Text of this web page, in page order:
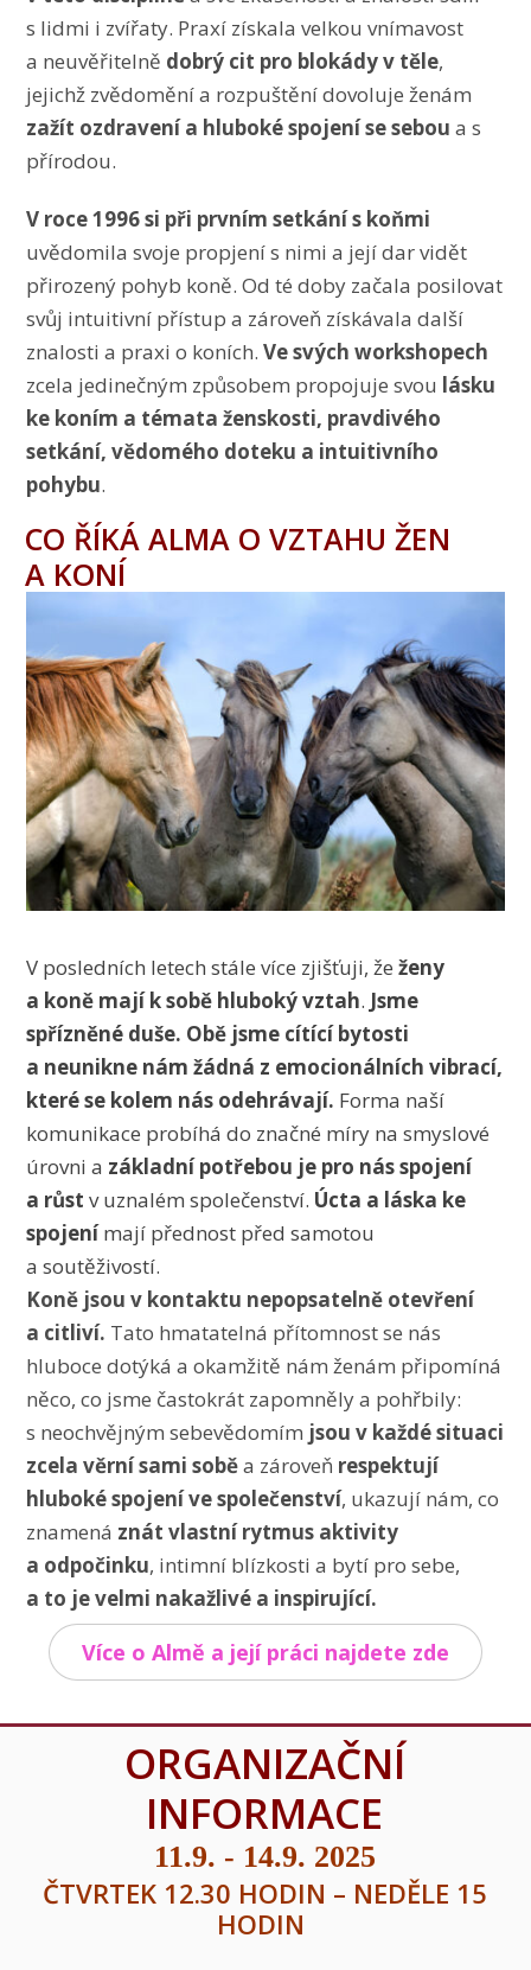
s lidmi i zvířaty. Praxí získala velkou vnímavost
a neuvěřitelně dobrý cit pro blokády v těle,
jejichž zvědomění a rozpuštění dovoluje ženám
zažít ozdravení a hluboké spojení se sebou a s
přírodou.
V roce 1996 si při prvním setkání s koňmi
uvědomila svoje propjení s nimi a její dar vidět
přirozený pohyb koně. Od té doby začala posilovat
svůj intuitivní přístup a zároveň získávala další
znalosti a praxi o koních.Ve svých workshopech
zcela jedinečným způsobem propojuje svou lásku
ke koním a témata ženskosti, pravdivého
setkání, vědomého doteku a intuitivního
pohybu.
CO ŘÍKÁ ALMA O VZTAHU ŽEN
A KONÍ
V posledních letech stále více zjišťuji, žeženy
a koně mají k sobě hluboký vztah. Jsme
spřízněné duše. Obě jsme cítící bytosti
a neunikne nám žádná z emocionálních vibrací,
které se kolem nás odehrávají. Forma naší
komunikace probíhá do značné míry na smyslové
úrovni a základní potřebou je pro nás spojení
a růst v uznalém společenství. Úcta a láska ke
spojenímají přednost před samotou
a soutěživostí.
Koně jsou v kontaktu nepopsatelně otevření
a citliví. Tato hmatatelná přítomnost se nás
hluboce dotýká a okamžitě nám ženám připomíná
něco, co jsme častokrát zapomněly a pohřbily:
s neochvějným sebevědomím jsou v každé situaci
zcela věrní sami soběa zároveň respektují
hluboké spojení ve společenství, ukazují nám, co
znamená znát vlastní rytmus aktivity
a odpočinku, intimní blízkosti a bytí pro sebe,
a to je velmi nakažlivé a inspirující.
Více o Almě a její práci najdete zde
ORGANIZAČNÍ
INFORMACE
11.9. - 14.9. 2025
ČTVRTEK 12.30 HODIN – NEDĚLE 15
HODIN